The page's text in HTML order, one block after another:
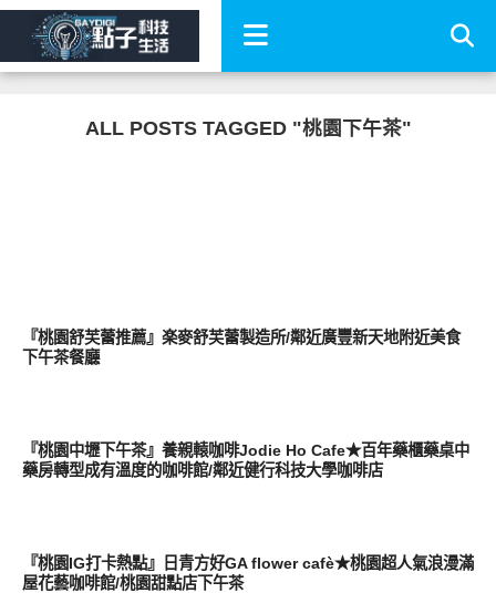
ALL POSTS TAGGED "桃園下午茶"
『桃園舒芙蕾推薦』楽麥舒芙蕾製造所/鄰近廣豐新天地附近美食
下午茶餐廳
『桃園中壢下午茶』養親轅咖啡Jodie Ho Cafe★百年藥櫃藥桌中
藥房轉型成有溫度的咖啡館/鄰近健行科技大學咖啡店
『桃園IG打卡熱點』日青方好GA flower cafè★桃園超人氣浪漫滿
屋花藝咖啡館/桃園甜點店下午茶